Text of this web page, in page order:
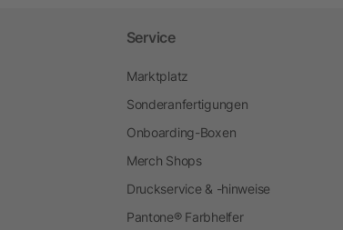
Service
Marktplatz
Sonderanfertigungen
Onboarding-Boxen
Merch Shops
Druckservice & -hinweise
Pantone® Farbhelfer